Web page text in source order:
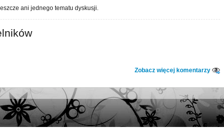
ani jednego tematu dyskusji.
Zobacz więcej komentarzy